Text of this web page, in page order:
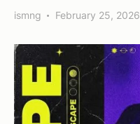
ismng February 25, 2026